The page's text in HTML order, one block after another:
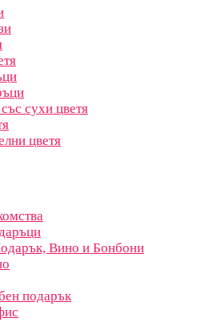
сухи цветя
цветя
Вино и Бонбони
подарък